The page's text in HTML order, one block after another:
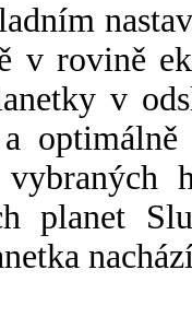
v rovině
v
planet